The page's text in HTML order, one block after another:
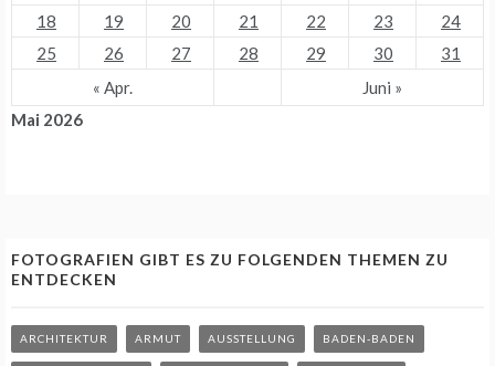
Mai 2026
18
19 20 21 22 23
24
25
26 27 28 29 30
31
« Apr.
Juni »
FOTOGRAFIEN GIBT ES ZU FOLGENDEN THEMEN ZU
ENTDECKEN
ARCHITEKTUR ARMUT AUSSTELLUNG BADEN-BADEN